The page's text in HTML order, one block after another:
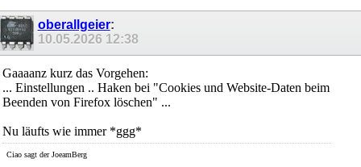
oberallgeier:
10.05.2026 12:38
Gaaaanz kurz das Vorgehen:
... Einstellungen .. Haken bei "Cookies und Website-Daten beim
Beenden von Firefox löschen" ...
Nu läufts wie immer *ggg*
Ciao sagt der JoeamBerg